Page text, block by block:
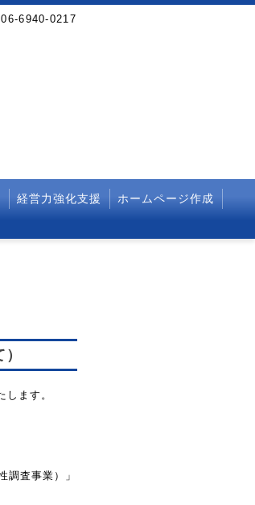
6940-0217
経営力強化支援
ホームページ作成
ます。
調査事業）」